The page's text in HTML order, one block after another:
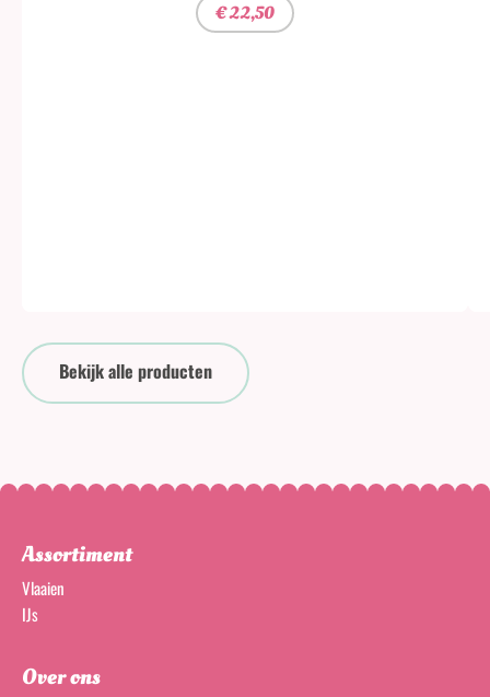
€22,50
Bekijk alle producten
Assortiment
Vlaaien
IJs
Over ons